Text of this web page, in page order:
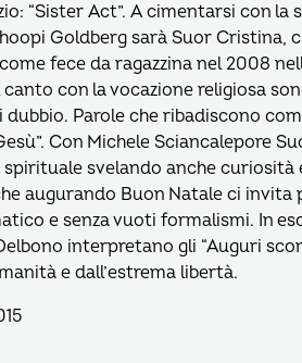
“Sister Act”. A cimentarsi con
Goldberg sarà Suor Cristina,
fece da ragazzina nel 2008
con la vocazione religiosa
Parole che ribadiscono
Con Michele Sciancalepore
svelando anche curiosità
augurando Buon Natale ci
e senza vuoti formalismi. In
interpretano gli “Auguri
e dall’estrema libertà.